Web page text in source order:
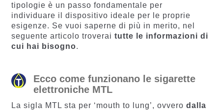
tipologie è un passo fondamentale per
individuare il dispositivo ideale per le proprie
esigenze. Se vuoi saperne di più in merito, nel
seguente articolo troverai tutte le informazioni di
cui hai bisogno.
Ecco come funzionano le sigarette
elettroniche MTL
La sigla MTL sta per ‘mouth to lung’, ovvero dalla